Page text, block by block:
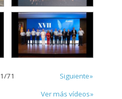
1/71
Siguiente»
Ver más vídeos»